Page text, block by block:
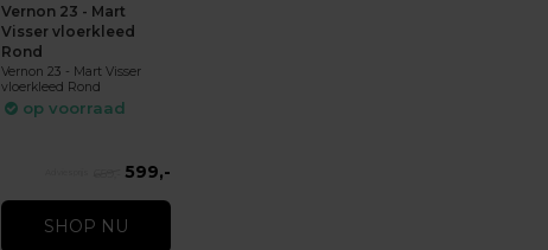
Vernon 23 - Mart
Visser vloerkleed
Rond
Vernon 23 - Mart Visser
vloerkleed Rond
op voorraad
599,-
SHOP NU